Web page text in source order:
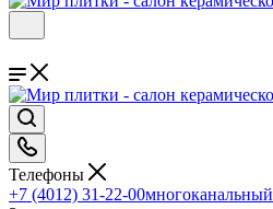
Телефоны
+7 (4012) 31-22-00многоканальный